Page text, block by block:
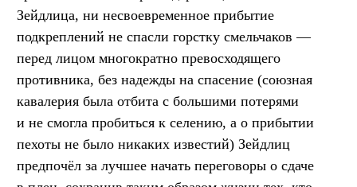
Зейдлица, ни несвоевременное прибытие
подкреплений не спасли горстку смельчаков —
перед лицом многократно превосходящего
противника, без надежды на спасение (союзная
кавалерия была отбита с большими потерями
и не смогла пробиться к селению, а о прибытии
пехоты не было никаких известий) Зейдлиц
предпочёл за лучшее начать переговоры о сдаче